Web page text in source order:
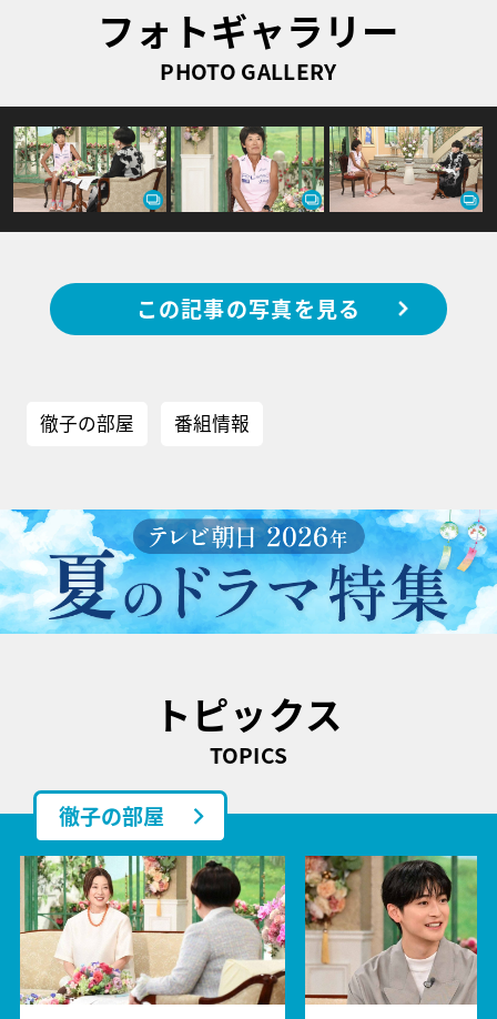
フォトギャラリー
PHOTO GALLERY
この記事の写真を見る
徹子の部屋 番組情報
トピックス
TOPICS
徹子の部屋